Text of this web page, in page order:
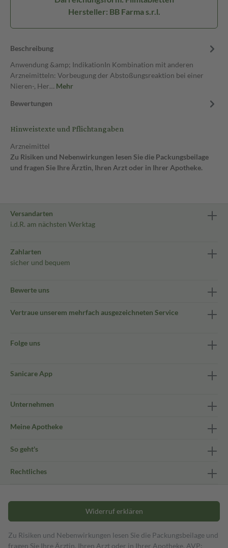
Hersteller: BB Farma s.r.l.
Beschreibung
Anwendung &amp; IndikationIn Kombination mit anderen
Arzneimitteln: Vorbeugung der Abstoßungsreaktion bei einer
Nieren-, Her… Mehr
Bewertungen
Hinweistexte und Pflichtangaben
Arzneimittel
Zu Risiken und Nebenwirkungen lesen Sie die Packungsbeilage
und fragen Sie Ihre Ärztin, Ihren Arzt oder in Ihrer Apotheke.
Versandarten
i.d.R. am nächsten Werktag
Zahlarten
sicher und bequem
Bewerte uns
Vertraue unserem mehrfach ausgezeichneten Service
Folge uns
Sanicare App
Unternehmen
Meine Apotheke
So geht's
Rechtliches
Widerruf erklären
Zu Risiken und Nebenwirkungen lesen Sie die Packungsbeilage und
fragen Sie Ihre Ärztin, Ihren Arzt oder in Ihrer Apotheke. AVP: